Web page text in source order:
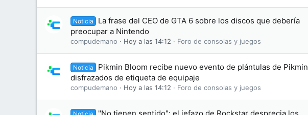
Noticia
La frase del CEO de GTA 6 sobre los discos que debería
preocupar a Nintendo
compudemano Hoy a las 14:12 Foro de consolas y juegos
Noticia
Pikmin Bloom recibe nuevo evento de plántulas de Pikmin
disfrazados de etiqueta de equipaje
compudemano Hoy a las 14:12 Foro de consolas y juegos